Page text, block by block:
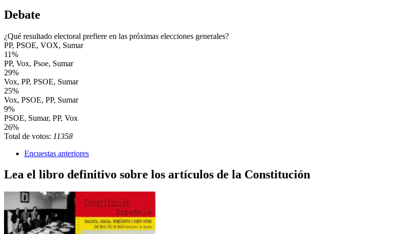
Debate
¿Qué resultado electoral prefiere en las próximas elecciones generales?
PP, PSOE, VOX, Sumar
11%
PP, Vox, Psoe, Sumar
29%
Vox, PP, PSOE, Sumar
25%
Vox, PSOE, PP, Sumar
9%
PSOE, Sumar, PP, Vox
26%
Total de votos: 11358
Encuestas anteriores
Lea el libro definitivo sobre los artículos de la Constitución